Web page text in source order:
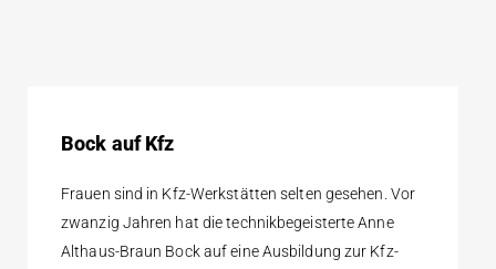
Bock auf Kfz
Frauen sind in Kfz-Werkstätten selten gesehen. Vor
zwanzig Jahren hat die technikbegeisterte Anne
Althaus-Braun Bock auf eine Ausbildung zur Kfz-